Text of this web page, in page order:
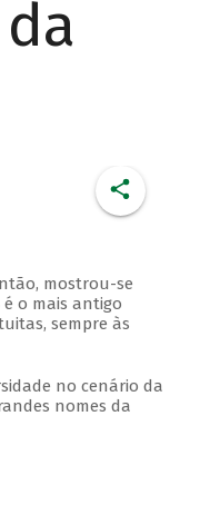
mostrou-se
é o mais antigo
sempre às
no cenário da
nomes da